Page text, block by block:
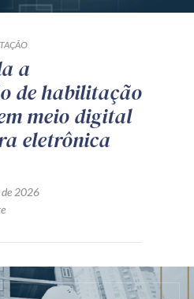
a
de habilitação
meio digital
eletrônica
de 2026